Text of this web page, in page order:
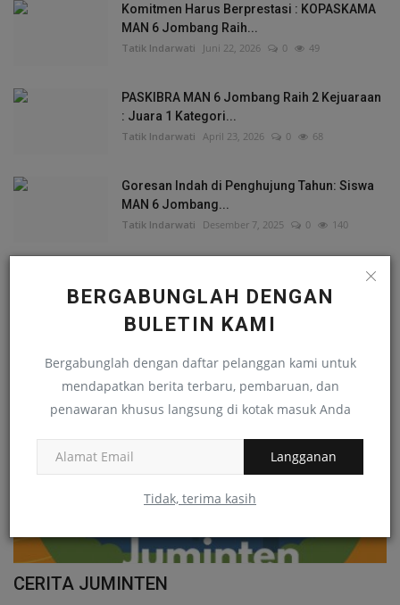
BERGABUNGLAH DENGAN
BULETIN KAMI
Bergabunglah dengan daftar pelanggan kami untuk
mendapatkan berita terbaru, pembaruan, dan
penawaran khusus langsung di kotak masuk Anda
Langganan
Tidak, terima kasih
Komitmen Harus Berprestasi : KOPASKAMA
MAN 6 Jombang Raih...
Tatik Indarwati Juni 22, 2026 0 49
PASKIBRA MAN 6 Jombang Raih 2 Kejuaraan
: Juara 1 Kategori...
Tatik Indarwati April 23, 2026 0 68
Goresan Indah di Penghujung Tahun: Siswa
MAN 6 Jombang...
Tatik Indarwati Desember 7, 2025 0 140
RANDOM POSTS
Pentigraf
CERITA JUMINTEN